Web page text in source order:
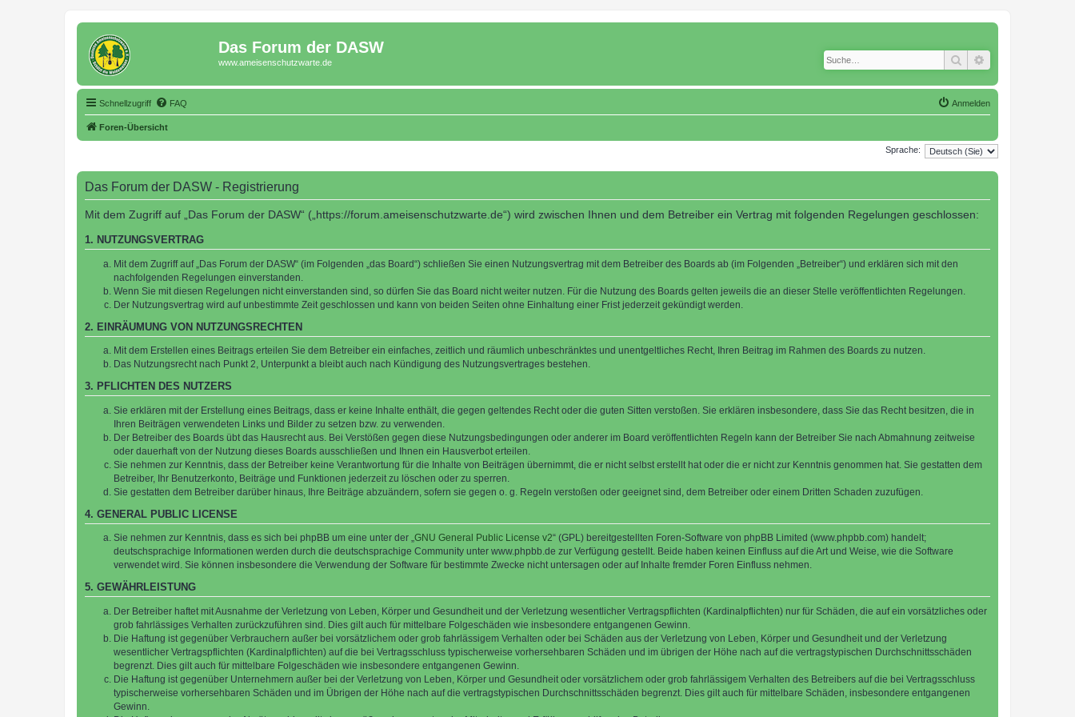
Das Forum der DASW
www.ameisenschutzwarte.de Suche
Schnellzugriff FAQ Anmelden
Foren-Übersicht
Sprache:
Das Forum der DASW - Registrierung
Mit dem Zugriff auf „Das Forum der DASW“ („https://forum.ameisenschutzwarte.de“) wird zwischen Ihnen und dem Betreiber ein Vertrag mit folgenden Regelungen geschlossen:
1. NUTZUNGSVERTRAG
Mit dem Zugriff auf „Das Forum der DASW“ (im Folgenden „das Board“) schließen Sie einen Nutzungsvertrag mit dem Betreiber des Boards ab (im Folgenden „Betreiber“) und erklären sich mit den
nachfolgenden Regelungen einverstanden.
Wenn Sie mit diesen Regelungen nicht einverstanden sind, so dürfen Sie das Board nicht weiter nutzen. Für die Nutzung des Boards gelten jeweils die an dieser Stelle veröffentlichten Regelungen.
Der Nutzungsvertrag wird auf unbestimmte Zeit geschlossen und kann von beiden Seiten ohne Einhaltung einer Frist jederzeit gekündigt werden.
2. EINRÄUMUNG VON NUTZUNGSRECHTEN
Mit dem Erstellen eines Beitrags erteilen Sie dem Betreiber ein einfaches, zeitlich und räumlich unbeschränktes und unentgeltliches Recht, Ihren Beitrag im Rahmen des Boards zu nutzen.
Das Nutzungsrecht nach Punkt 2, Unterpunkt a bleibt auch nach Kündigung des Nutzungsvertrages bestehen.
3. PFLICHTEN DES NUTZERS
Sie erklären mit der Erstellung eines Beitrags, dass er keine Inhalte enthält, die gegen geltendes Recht oder die guten Sitten verstoßen. Sie erklären insbesondere, dass Sie das Recht besitzen, die in
Ihren Beiträgen verwendeten Links und Bilder zu setzen bzw. zu verwenden.
Der Betreiber des Boards übt das Hausrecht aus. Bei Verstößen gegen diese Nutzungsbedingungen oder anderer im Board veröffentlichten Regeln kann der Betreiber Sie nach Abmahnung zeitweise
oder dauerhaft von der Nutzung dieses Boards ausschließen und Ihnen ein Hausverbot erteilen.
Sie nehmen zur Kenntnis, dass der Betreiber keine Verantwortung für die Inhalte von Beiträgen übernimmt, die er nicht selbst erstellt hat oder die er nicht zur Kenntnis genommen hat. Sie gestatten dem
Betreiber, Ihr Benutzerkonto, Beiträge und Funktionen jederzeit zu löschen oder zu sperren.
Sie gestatten dem Betreiber darüber hinaus, Ihre Beiträge abzuändern, sofern sie gegen o. g. Regeln verstoßen oder geeignet sind, dem Betreiber oder einem Dritten Schaden zuzufügen.
4. GENERAL PUBLIC LICENSE
Sie nehmen zur Kenntnis, dass es sich bei phpBB um eine unter der „GNU General Public License v2“ (GPL) bereitgestellten Foren-Software von phpBB Limited (www.phpbb.com) handelt;
deutschsprachige Informationen werden durch die deutschsprachige Community unter www.phpbb.de zur Verfügung gestellt. Beide haben keinen Einfluss auf die Art und Weise, wie die Software
verwendet wird. Sie können insbesondere die Verwendung der Software für bestimmte Zwecke nicht untersagen oder auf Inhalte fremder Foren Einfluss nehmen.
5. GEWÄHRLEISTUNG
Der Betreiber haftet mit Ausnahme der Verletzung von Leben, Körper und Gesundheit und der Verletzung wesentlicher Vertragspflichten (Kardinalpflichten) nur für Schäden, die auf ein vorsätzliches oder
grob fahrlässiges Verhalten zurückzuführen sind. Dies gilt auch für mittelbare Folgeschäden wie insbesondere entgangenen Gewinn.
Die Haftung ist gegenüber Verbrauchern außer bei vorsätzlichem oder grob fahrlässigem Verhalten oder bei Schäden aus der Verletzung von Leben, Körper und Gesundheit und der Verletzung
wesentlicher Vertragspflichten (Kardinalpflichten) auf die bei Vertragsschluss typischerweise vorhersehbaren Schäden und im übrigen der Höhe nach auf die vertragstypischen Durchschnittsschäden
begrenzt. Dies gilt auch für mittelbare Folgeschäden wie insbesondere entgangenen Gewinn.
Die Haftung ist gegenüber Unternehmern außer bei der Verletzung von Leben, Körper und Gesundheit oder vorsätzlichem oder grob fahrlässigem Verhalten des Betreibers auf die bei Vertragsschluss
typischerweise vorhersehbaren Schäden und im Übrigen der Höhe nach auf die vertragstypischen Durchschnittsschäden begrenzt. Dies gilt auch für mittelbare Schäden, insbesondere entgangenen
Gewinn.